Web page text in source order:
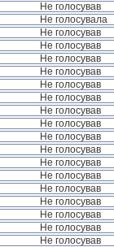
Не голосував
Не голосувала
Не голосував
Не голосував
Не голосував
Не голосував
Не голосував
Не голосував
Не голосував
Не голосував
Не голосував
Не голосував
Не голосував
Не голосував
Не голосував
Не голосував
Не голосував
Не голосував
Не голосував